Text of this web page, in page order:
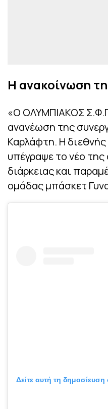
Η ανακοίνωση
«Ο ΟΛΥΜΠΙΑΚΟΣ
ανανέωση της
Καρλάφτη. Η
υπέγραψε το νέο
διάρκειας και
ομάδας μπάσκετ
Δείτε αυτή τη